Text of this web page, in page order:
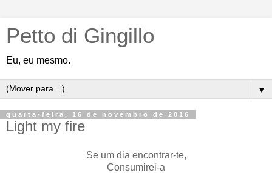
Petto di Gingillo
Eu, eu mesmo.
▼
quarta-feira, 16 de novembro de 2016
Light my fire
Se um dia encontrar-te,
Consumirei-a